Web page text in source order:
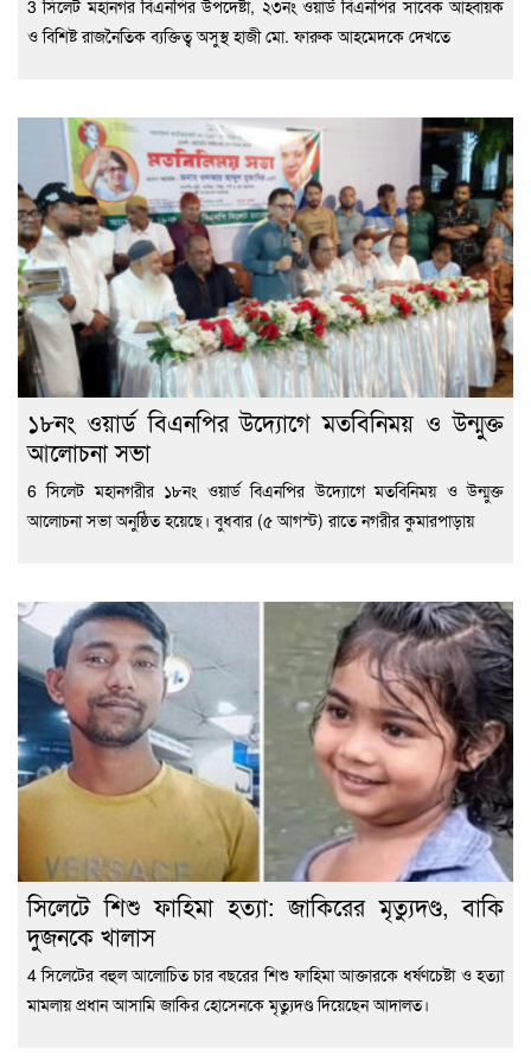
3 সিলেট মহানগর বিএনপির উপদেষ্টা, ২৩নং ওয়ার্ড বিএনপির সাবেক আহ্বায়ক
ও বিশিষ্ট রাজনৈতিক ব্যক্তিত্ব অসুস্থ হাজী মো. ফারুক আহমেদকে দেখতে
১৮নং ওয়ার্ড বিএনপির উদ্যোগে মতবিনিময় ও উন্মুক্ত
আলোচনা সভা
6 সিলেট মহানগরীর ১৮নং ওয়ার্ড বিএনপির উদ্যোগে মতবিনিময় ও উন্মুক্ত
আলোচনা সভা অনুষ্ঠিত হয়েছে। বুধবার (৫ আগস্ট) রাতে নগরীর কুমারপাড়ায়
সিলেটে শিশু ফাহিমা হত্যা: জাকিরের মৃত্যুদণ্ড, বাকি
দুজনকে খালাস
4 সিলেটের বহুল আলোচিত চার বছরের শিশু ফাহিমা আক্তারকে ধর্ষণচেষ্টা ও হত্যা
মামলায় প্রধান আসামি জাকির হোসেনকে মৃত্যুদণ্ড দিয়েছেন আদালত।